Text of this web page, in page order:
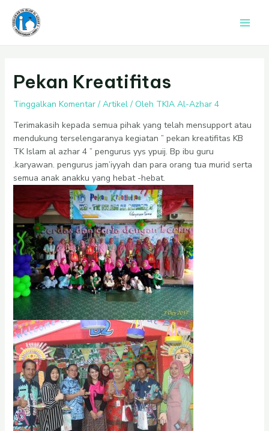
Lewati
konten
Pekan Kreatifitas
Tinggalkan Komentar / Artikel/ Oleh TKIA Al-Azhar 4
Terimakasih kepada semua pihak yang telah mensupport atau
mendukung terselengaranya kegiatan ” pekan kreatifitas KB
TK Islam al azhar 4 ” pengurus yys ypuij. Bp ibu guru
.karyawan. pengurus jam’iyyah dan para orang tua murid serta
semua anak anakku yang hebat -hebat.
navigation